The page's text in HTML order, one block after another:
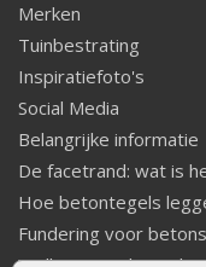
Merken
Tuinbestrating
Inspiratiefoto's
Social Media
Belangrijke informatie
De facetrand: wat is
Hoe betontegels
Fundering voor